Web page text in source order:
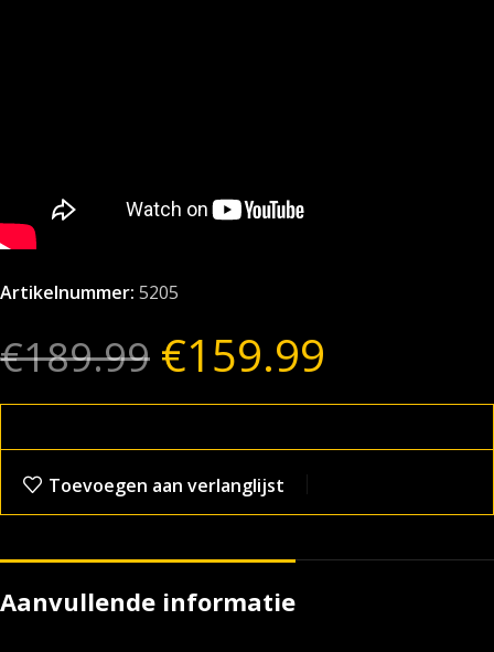
Artikelnummer: 5205
€189.99 €159.99
Toevoegen aan verlanglijst
Aanvullende informatie